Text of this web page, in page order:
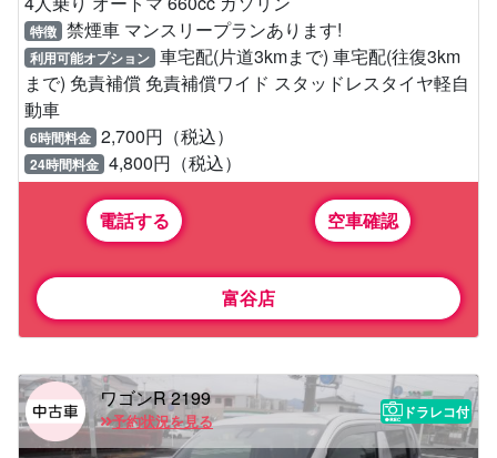
特徴 禁煙車 マンスリープランあります!
利用可能オプション 車宅配(片道3kmまで) 車宅配(往復3km
まで) 免責補償 免責補償ワイド スタッドレスタイヤ軽自
動車
6時間料金 2,700円（税込）
24時間料金 4,800円（税込）
電話する 空車確認
富谷店
ワゴンR 2199
予約状況を見る
ドラレコ付